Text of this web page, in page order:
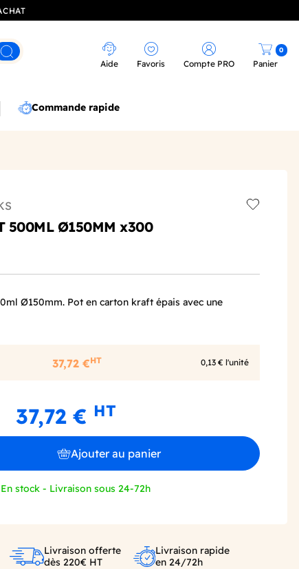
Rechercher
Aide Favoris Compte PRO Panier
0
Commande rapide
500ML Ø150MM x300
Ø150mm. Pot en carton kraft épais avec une
37,72 €HT 0,13 € l'unité
37,72 € HT
Ajouter au panier
En stock - Livraison sous 24-72h
Livraison offerte
dès 220€ HT
Livraison rapide
en 24/72h